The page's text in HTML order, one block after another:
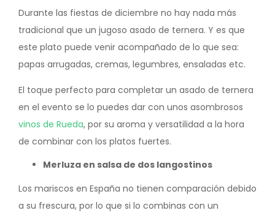
Durante las fiestas de diciembre no hay nada más
tradicional que un jugoso asado de ternera. Y es que
este plato puede venir acompañado de lo que sea:
papas arrugadas, cremas, legumbres, ensaladas etc.
El toque perfecto para completar un asado de ternera
en el evento se lo puedes dar con unos asombrosos
vinos de Rueda, por su aroma y versatilidad a la hora
de combinar con los platos fuertes.
Merluza en salsa de dos langostinos
Los mariscos en España no tienen comparación debido
a su frescura, por lo que si lo combinas con un